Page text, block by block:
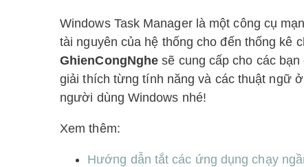
Windows Task Manager là một công cụ
tài nguyên của hệ thống cho đến thống kê
GhienCongNghe sẽ cung cấp cho các
giải thích từng tính năng và các thuật ngữ
người dùng Windows nhé!
Xem thêm:
Hướng dẫn tắt các ứng dụng chạy